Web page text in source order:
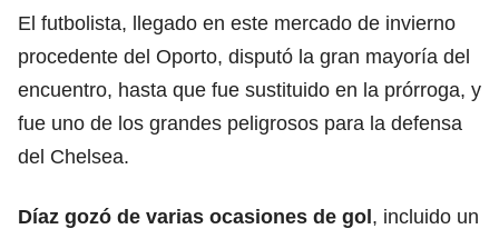
El futbolista, llegado en este mercado de invierno
procedente del Oporto, disputó la gran mayoría del
encuentro, hasta que fue sustituido en la prórroga, y
fue uno de los grandes peligrosos para la defensa
del Chelsea.
Díaz gozó de varias ocasiones de gol, incluido un